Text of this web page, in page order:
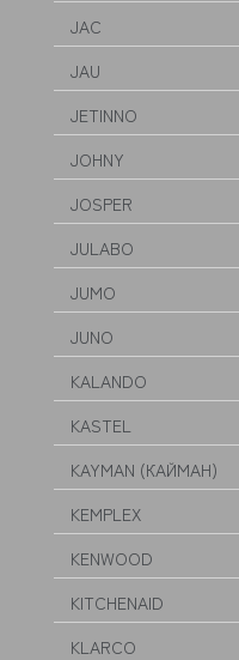
JAC
JAU
JETINNO
JOHNY
JOSPER
JULABO
JUMO
JUNO
KALANDO
KASTEL
KAYMAN (КАЙМАН)
KEMPLEX
KENWOOD
KITCHENAID
KLARCO